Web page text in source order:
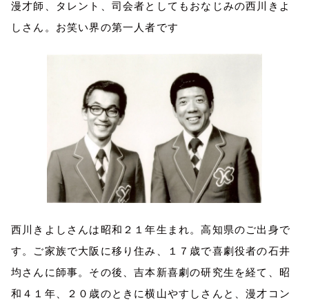
漫才師、タレント、司会者としてもおなじみの西川きよ
しさん。お笑い界の第一人者です
西川きよしさんは昭和２１年生まれ。高知県のご出身で
す。ご家族で大阪に移り住み、１７歳で喜劇役者の石井
均さんに師事。その後、吉本新喜劇の研究生を経て、昭
和４１年、２０歳のときに横山やすしさんと、漫才コン